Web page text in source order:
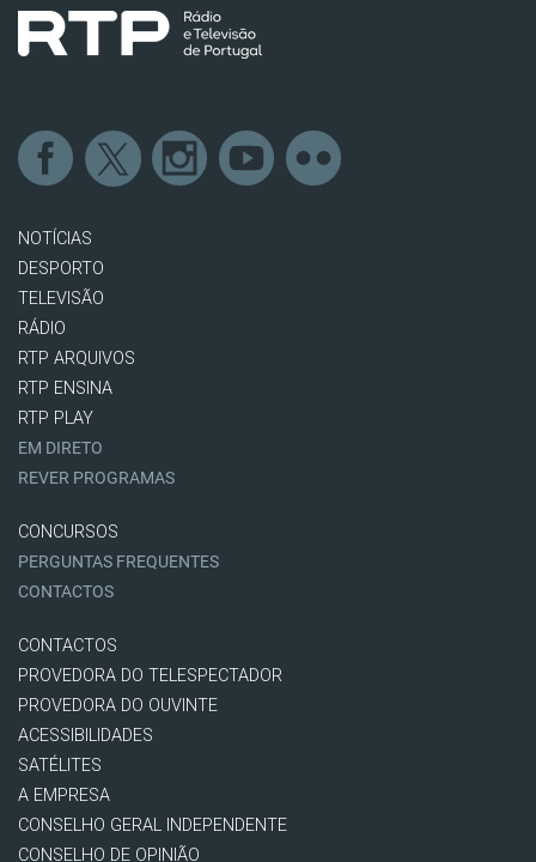
NOTÍCIAS
DESPORTO
TELEVISÃO
RÁDIO
RTP ARQUIVOS
RTP ENSINA
RTP PLAY
EM DIRETO
REVER PROGRAMAS
CONCURSOS
PERGUNTAS FREQUENTES
CONTACTOS
CONTACTOS
PROVEDORA DO TELESPECTADOR
PROVEDORA DO OUVINTE
ACESSIBILIDADES
SATÉLITES
A EMPRESA
CONSELHO GERAL INDEPENDENTE
CONSELHO DE OPINIÃO